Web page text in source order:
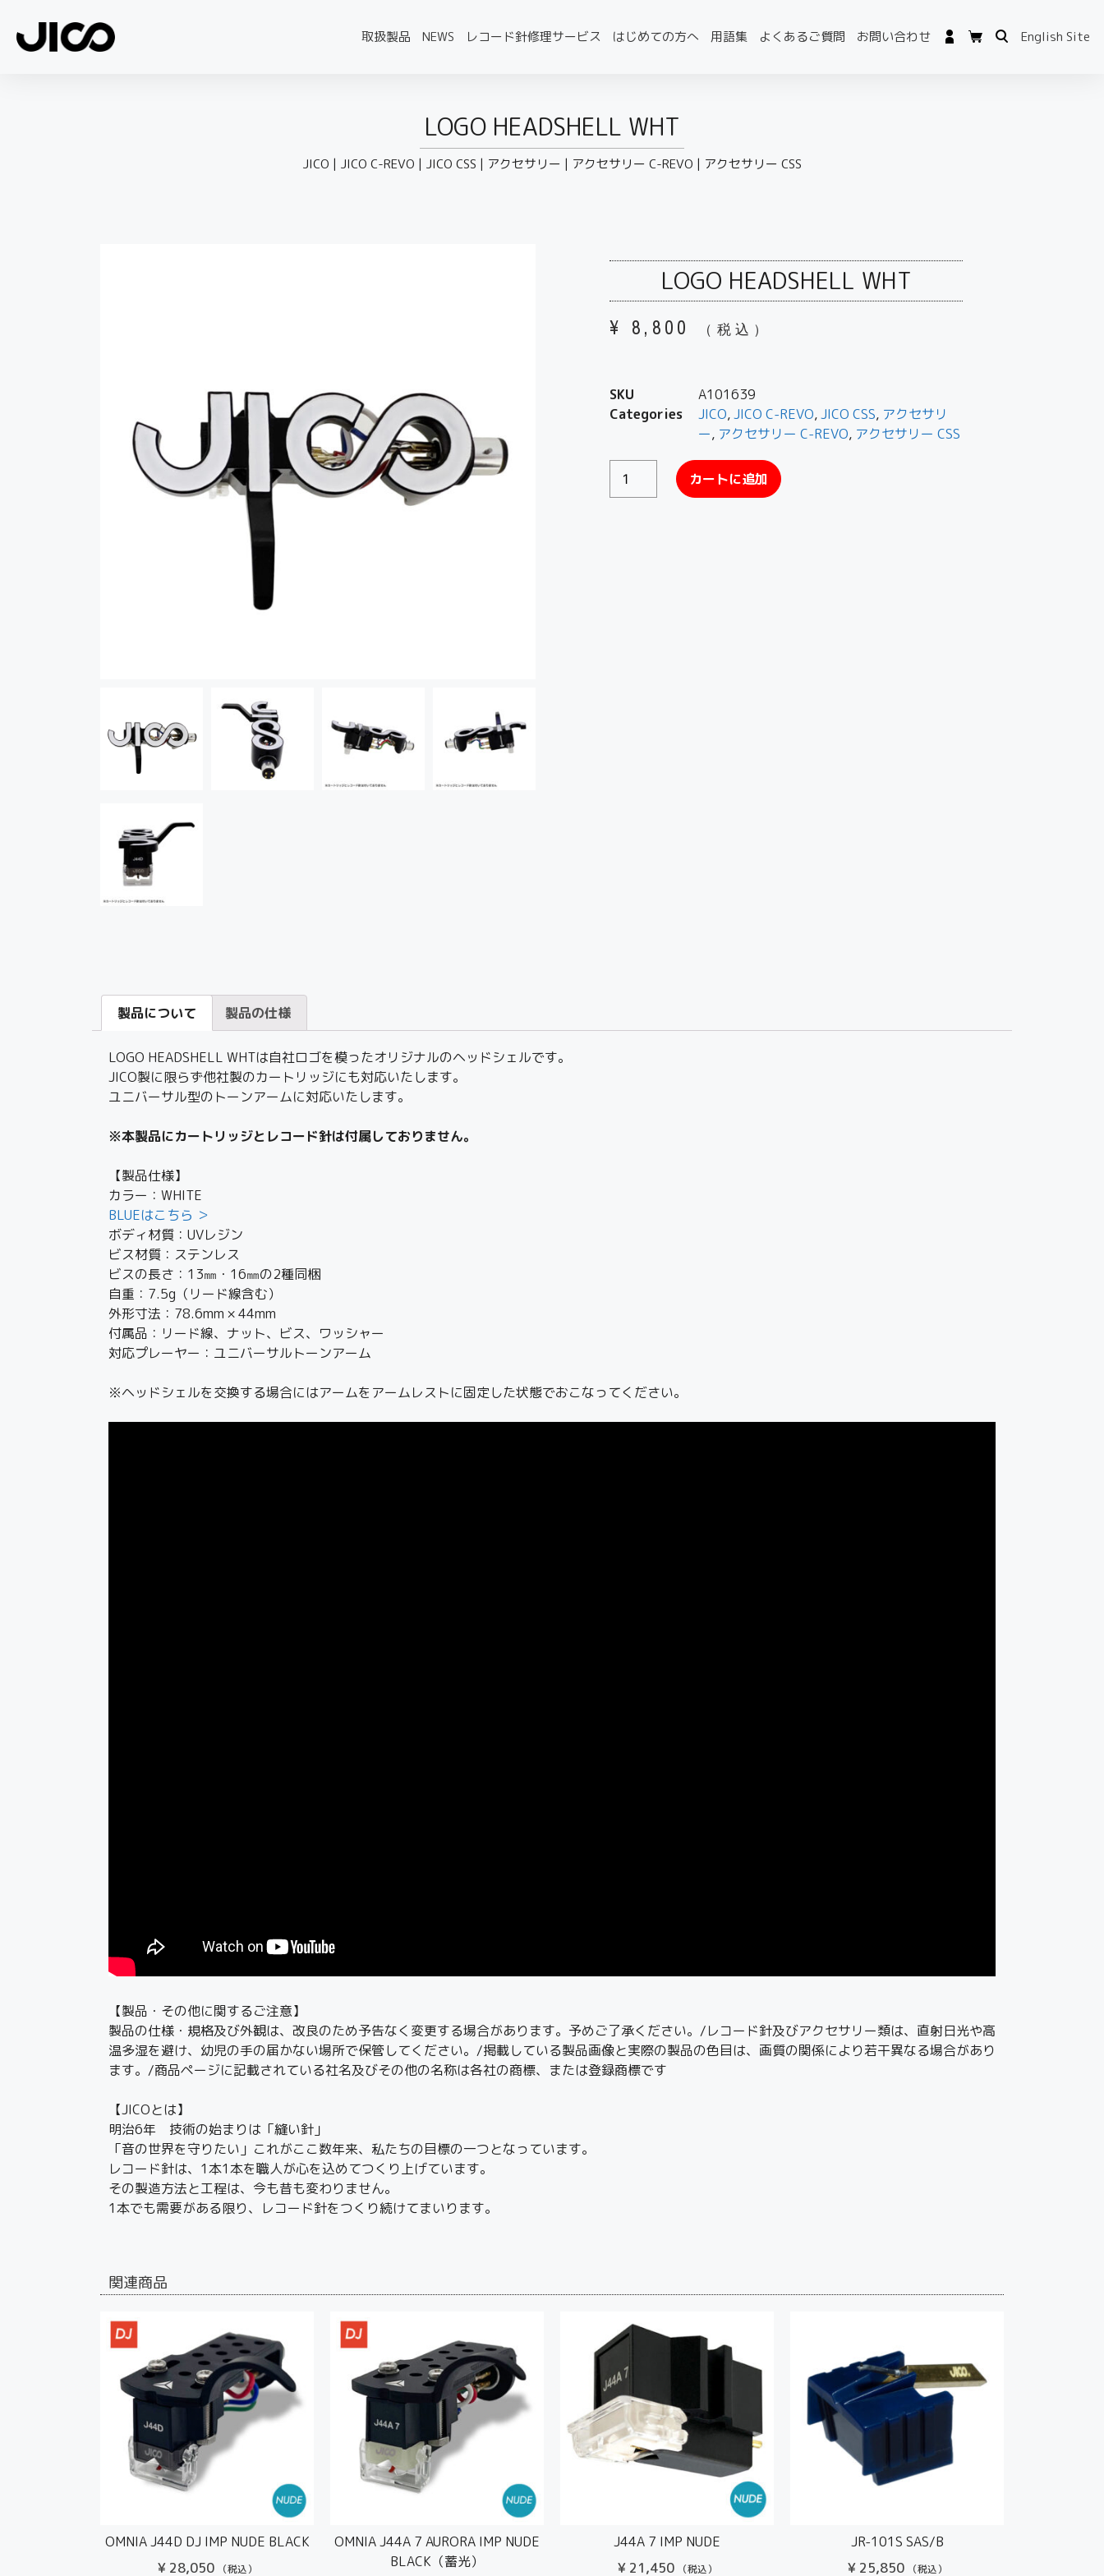
取扱製品 NEWS レコード針修理サービス はじめての方へ 用語集 よくあるご質問 お問い合わせ English Site
LOGO HEADSHELL WHT
JICO | JICO C-REVO | JICO CSS | アクセサリー | アクセサリー C-REVO | アクセサリー CSS
LOGO HEADSHELL WHT
¥ 8,800 （税込）
SKU
A101639
Categories
JICO,JICO C-REVO,JICO CSS, アクセサリ
ー, アクセサリー C-REVO, アクセサリー CSS
カートに追加
製品について 製品の仕様
LOGO HEADSHELL WHTは自社ロゴを模ったオリジナルのヘッドシェルです。
JICO製に限らず他社製のカートリッジにも対応いたします。
ユニバーサル型のトーンアームに対応いたします。
※本製品にカートリッジとレコード針は付属しておりません。
【製品仕様】
カラー：WHITE
BLUEはこちら ＞
ボディ材質：UVレジン
ビス材質：ステンレス
ビスの長さ：13㎜・16㎜の2種同梱
自重：7.5g（リード線含む）
外形寸法：78.6mm × 44mm
付属品：リード線、ナット、ビス、ワッシャー
対応プレーヤー：ユニバーサルトーンアーム
※ヘッドシェルを交換する場合にはアームをアームレストに固定した状態でおこなってください。
【製品・その他に関するご注意】
製品の仕様・規格及び外観は、改良のため予告なく変更する場合があります。予めご了承ください。/レコード針及びアクセサリー類は、直射日光や高
温多湿を避け、幼児の手の届かない場所で保管してください。/掲載している製品画像と実際の製品の色目は、画質の関係により若干異なる場合があり
ます。/商品ページに記載されている社名及びその他の名称は各社の商標、または登録商標です
【JICOとは】
明治6年 技術の始まりは「縫い針」
「音の世界を守りたい」これがここ数年来、私たちの目標の一つとなっています。
レコード針は、1本1本を職人が心を込めてつくり上げています。
その製造方法と工程は、今も昔も変わりません。
1本でも需要がある限り、レコード針をつくり続けてまいります。
関連商品
OMNIA J44D DJ IMP NUDE BLACK
¥28,050 （税込）
OMNIA J44A 7 AURORA IMP NUDE
BLACK（蓄光）
J44A 7 IMP NUDE
¥21,450 （税込）
JR-101S SAS/B
¥25,850 （税込）